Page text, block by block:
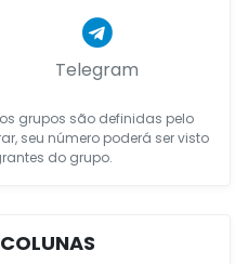
Telegram
grupos são definidas pelo
seu número poderá ser visto
do grupo.
COLUNAS